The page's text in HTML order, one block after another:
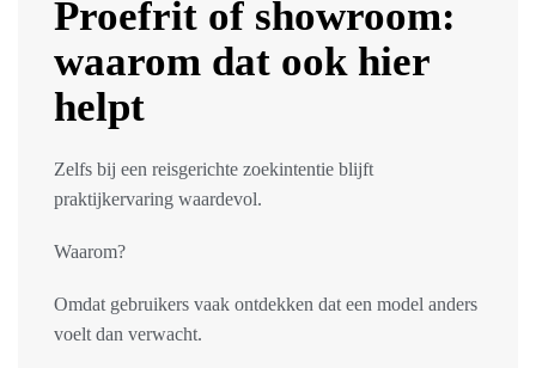
Proefrit of showroom:
waarom dat ook hier
helpt
Zelfs bij een reisgerichte zoekintentie blijft
praktijkervaring waardevol.
Waarom?
Omdat gebruikers vaak ontdekken dat een model anders
voelt dan verwacht.